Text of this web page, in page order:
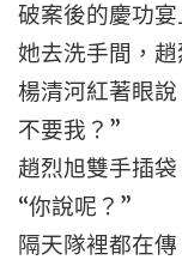
破案後的慶功
她去洗手間，趙
楊清河紅著眼
不要我？”
趙烈旭雙手插袋
“你說呢？”
隔天隊裡都在